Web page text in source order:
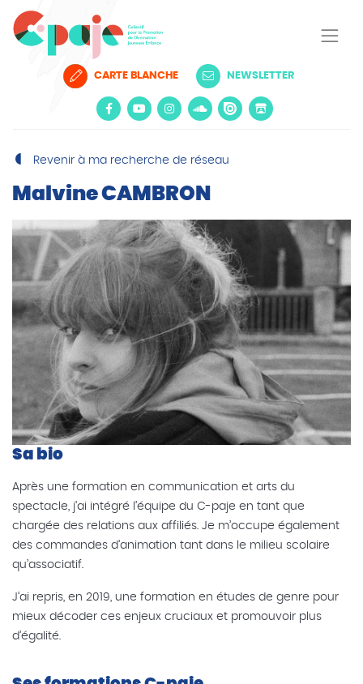
CARTE BLANCHE NEWSLETTER
Revenir à ma recherche de réseau
Malvine CAMBRON
Sa bio
Après une formation en communication et arts du
spectacle, j’ai intégré l’équipe du C-paje en tant que
chargée des relations aux affiliés. Je m’occupe également
des commandes d’animation tant dans le milieu scolaire
qu’associatif.
J’ai repris, en 2019, une formation en études de genre pour
mieux décoder ces enjeux cruciaux et promouvoir plus
d’égalité.